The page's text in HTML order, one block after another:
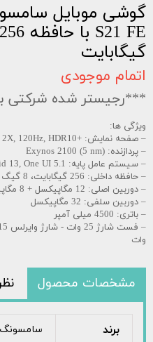
گیگابایت
اتمام موجودی
***رجیستر شده شرکتی
ویژگی ها:
– صفحه نمایش: +Dynamic AMOLED 2X, 120Hz, HDR10
– پردازنده: Exynos 2100 (5 nm)
– سیستم عامل پایه: Android 12, upgradable to Android 13, One UI 5.1
– حافظه داخلی: 256 گیگابایت، 8 گیگ رم
– دوربین اصلی: 12 مگاپیکسل + 8 مگاپیکسل + 12 مگاپیکسل
– دوربین سلفی: 32 مگاپیکسل
– باتری: 4500 میلی آمپر
وات
مشخصات محصول
برند سامسونگ